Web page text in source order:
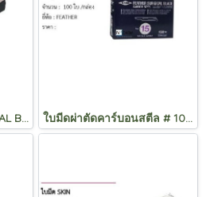
ใบมีดโกน PROFESSIONAL BLADE ใบมีดผ่าตัดคาร์บอนสตีล # 10 , 11 , 12 , 15